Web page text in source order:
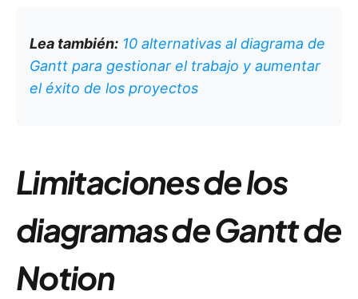
Lea también: 10 alternativas al diagrama de
Gantt para gestionar el trabajo y aumentar
el éxito de los proyectos
Limitaciones de los
diagramas de Gantt de
Notion